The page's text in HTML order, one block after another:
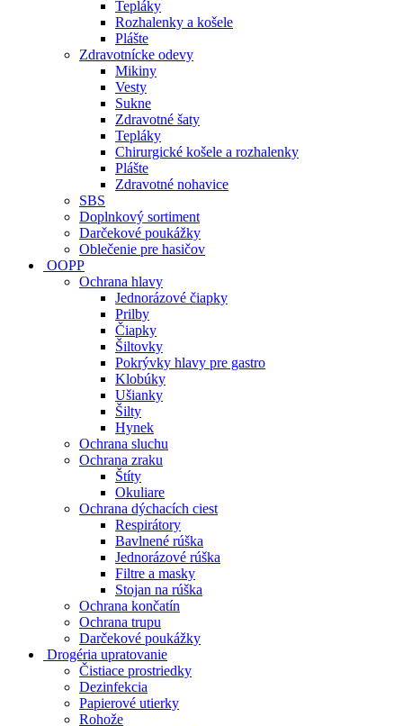
Tepláky
Rozhalenky a košele
Plášte
Zdravotnícke odevy
Mikiny
Vesty
Sukne
Zdravotné šaty
Tepláky
Chirurgické košele a rozhalenky
Plášte
Zdravotné nohavice
SBS
Doplnkový sortiment
Darčekové poukážky
Oblečenie pre hasičov
OOPP
Ochrana hlavy
Jednorázové čiapky
Prilby
Čiapky
Šiltovky
Pokrývky hlavy pre gastro
Klobúky
Ušianky
Šilty
Hynek
Ochrana sluchu
Ochrana zraku
Štíty
Okuliare
Ochrana dýchacích ciest
Respirátory
Bavlnené rúška
Jednorázové rúška
Filtre a masky
Stojan na rúška
Ochrana končatín
Ochrana trupu
Darčekové poukážky
Drogéria upratovanie
Čistiace prostriedky
Dezinfekcia
Papierové utierky
Rohože